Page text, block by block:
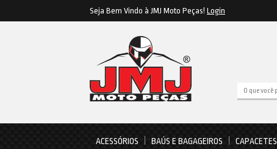
Seja Bem Vindo à JMJ Moto Peças! Login
ACESSÓRIOS BAÚS E BAGAGEIROS CAPACETES